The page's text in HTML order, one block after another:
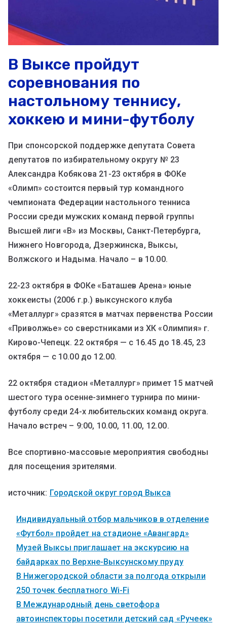
В Выксе пройдут
соревнования по
настольному теннису,
хоккею и мини-футболу
При спонсорской поддержке депутата Совета
депутатов по избирательному округу № 23
Александра Кобякова 21-23 октября в ФОКе
«Олимп» состоится первый тур командного
чемпионата Федерации настольного тенниса
России среди мужских команд первой группы
Высшей лиги «В» из Москвы, Санкт-Петербурга,
Нижнего Новгорода, Дзержинска, Выксы,
Волжского и Надыма. Начало – в 10.00.
22-23 октября в ФОКе «Баташев Арена» юные
хоккеисты (2006 г.р.) выксунского клуба
«Металлург» сразятся в матчах первенства России
«Приволжье» со сверстниками из ХК «Олимпия» г.
Кирово-Чепецк. 22 октября — с 16.45 до 18.45, 23
октября — с 10.00 до 12.00.
22 октября стадион «Металлург» примет 15 матчей
шестого тура осенне-зимнего турнира по мини-
футболу среди 24-х любительских команд округа.
Начало встреч – 9:00, 10.00, 11.00, 12.00.
Все спортивно-массовые мероприятия свободны
для посещения зрителями.
источник: Городской округ город Выкса
Индивидуальный отбор мальчиков в отделение
«Футбол» пройдет на стадионе «Авангард»
Музей Выксы приглашает на экскурсию на
байдарках по Верхне-Выксунскому пруду
В Нижегородской области за полгода открыли
250 точек бесплатного Wi-Fi
В Международный день светофора
автоинспекторы посетили детский сад «Ручеек»